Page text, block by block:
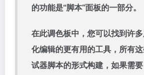
的功能是“脚本”面板的一部分。
在此调色板中，您可以找到许
化编辑的更有用的工具，所有
试器脚本的形式构建，如果需